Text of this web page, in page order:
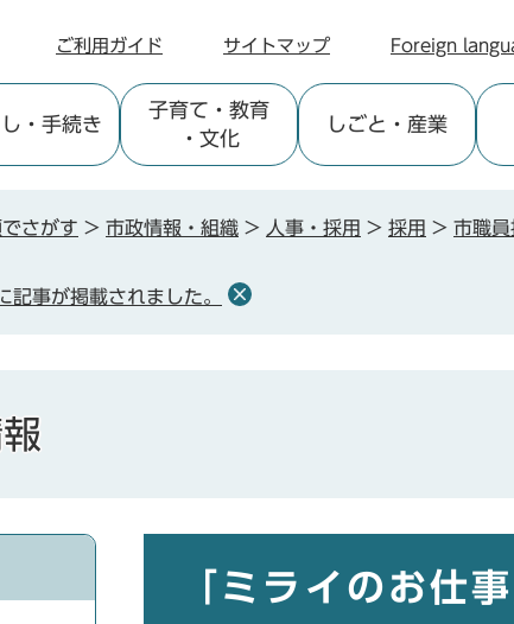
ご利用ガイド サイトマップ Foreign
・手続き
子育て ・教育
・文化
しごと ・産業
さがす > 市政情報・組織 > 人事・採用 > 採用 > 市職員
記事が掲載されました。
「ミライのお仕